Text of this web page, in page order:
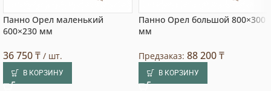
Панно Орел маленький
600×230 мм
36 750₸ / шт.
В КОРЗИНУ
Панно Орел большой 800×300
мм
Предзаказ: 88 200₸
В КОРЗИНУ